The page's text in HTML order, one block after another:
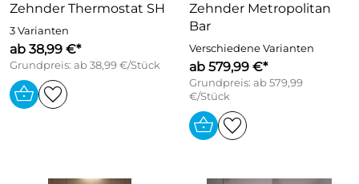
Zehnder Thermostat SH
3 Varianten
ab 38,99 €*
Grundpreis: ab 38,99 €/Stück
Zehnder Metropolitan
Bar
Verschiedene Varianten
ab 579,99 €*
Grundpreis: ab 579,99
€/Stück